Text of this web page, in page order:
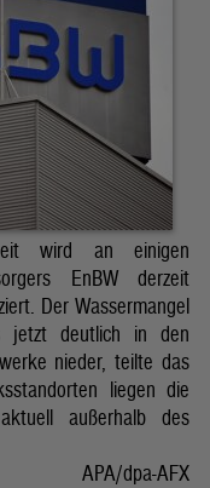
wird an einigen
EnBW derzeit
Der Wassermangel
jetzt deutlich in den
nieder, teilte das
liegen die
außerhalb des
APA/dpa-AFX